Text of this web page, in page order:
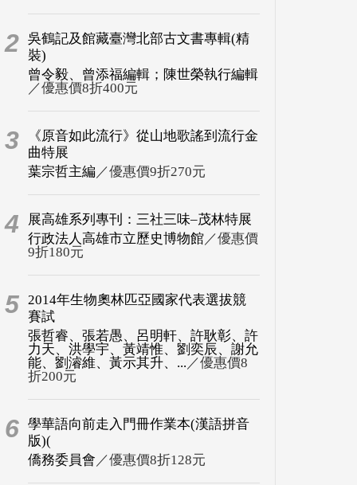
2 吳鶴記及館藏臺灣北部古文書專輯(精
裝)
曾令毅、曾添福編輯；陳世榮執行編輯
／優惠價8折400元
3
《原音如此流行》從山地歌謠到流行金
曲特展
葉宗哲主編 ／優惠價9折270元
4
展高雄系列專刊：三社三味–茂林特展
行政法人高雄市立歷史博物館／優惠價
9折180元
5 2014年生物奧林匹亞國家代表選拔競
賽試
張哲睿、張若愚、呂明軒、許耿彰、許
力天、洪學宇、黃靖惟、劉奕辰、謝允
能、劉濬維、黃示其升、... ／優惠價8
折200元
6 學華語向前走入門冊作業本(漢語拼音
版)(
僑務委員會 ／優惠價8折128元